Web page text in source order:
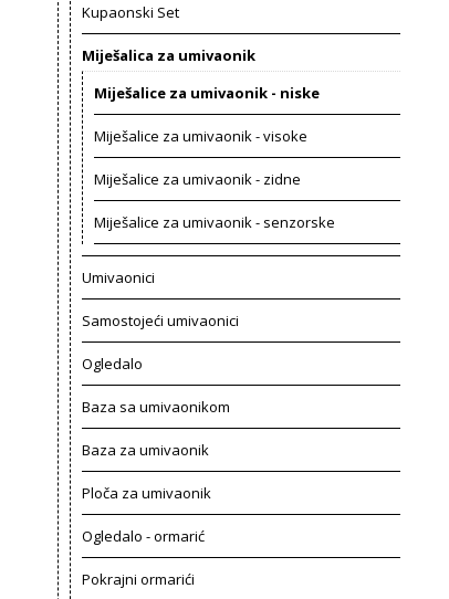
Kupaonski Set
Miješalica za umivaonik
Miješalice za umivaonik - niske
Miješalice za umivaonik - visoke
Miješalice za umivaonik - zidne
Miješalice za umivaonik - senzorske
Umivaonici
Samostojeći umivaonici
Ogledalo
Baza sa umivaonikom
Baza za umivaonik
Ploča za umivaonik
Ogledalo - ormarić
Pokrajni ormarići